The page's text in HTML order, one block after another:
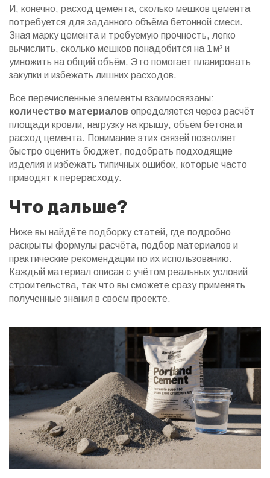
И, конечно, расход цемента, сколько мешков цемента
потребуется для заданного объёма бетонной смеси.
Зная марку цемента и требуемую прочность, легко
вычислить, сколько мешков понадобится на 1 м³ и
умножить на общий объём. Это помогает планировать
закупки и избежать лишних расходов.
Все перечисленные элементы взаимосвязаны:
количество материалов определяется через расчёт
площади кровли, нагрузку на крышу, объём бетона и
расход цемента. Понимание этих связей позволяет
быстро оценить бюджет, подобрать подходящие
изделия и избежать типичных ошибок, которые часто
приводят к перерасходу.
Что дальше?
Ниже вы найдёте подборку статей, где подробно
раскрыты формулы расчёта, подбор материалов и
практические рекомендации по их использованию.
Каждый материал описан с учётом реальных условий
строительства, так что вы сможете сразу применять
полученные знания в своём проекте.